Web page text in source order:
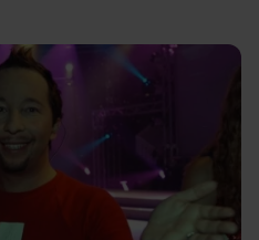
inicjatywą eBilet
jednoczącą fanów
Polecane 04.08.2026